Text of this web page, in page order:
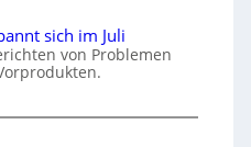
sich im Juli
von Problemen